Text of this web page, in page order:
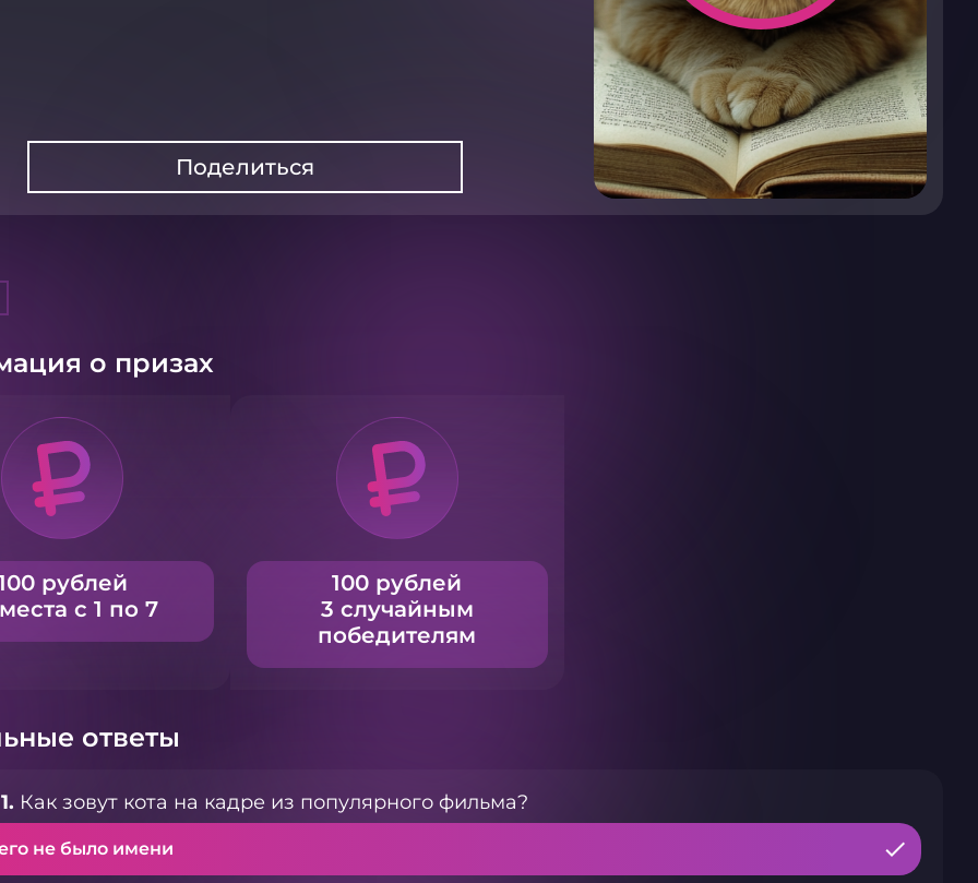
Поделиться
о призах
рублей
с 1 по 7
100 рублей
3 случайным
победителям
ответы
Как зовут кота на кадре из популярного фильма?
не было имени